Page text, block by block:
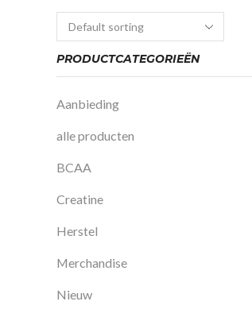
PRODUCTCATEGORIEËN
Aanbieding
alle producten
BCAA
Creatine
Herstel
Merchandise
Nieuw